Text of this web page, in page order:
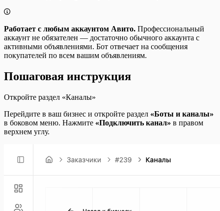
Работает с любым аккаунтом Авито. Профессиональный
аккаунт не обязателен — достаточно обычного аккаунта с
активными объявлениями. Бот отвечает на сообщения
покупателей по всем вашим объявлениям.
Пошаговая инструкция
Откройте раздел «Каналы»
Перейдите в ваш бизнес и откройте раздел «Боты и каналы»
в боковом меню. Нажмите «Подключить канал» в правом
верхнем углу.